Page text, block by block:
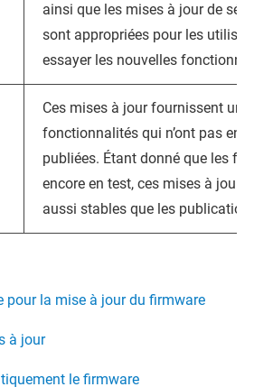
ainsi que les mises à jour de
sont appropriées pour les
essayer les nouvelles
Ces mises à jour fournissent un
fonctionnalités qui n’ont pas
publiées. Étant donné que les
encore en test, ces mises à jour
aussi stables que les
pour la mise à jour du firmware
à jour
le firmware